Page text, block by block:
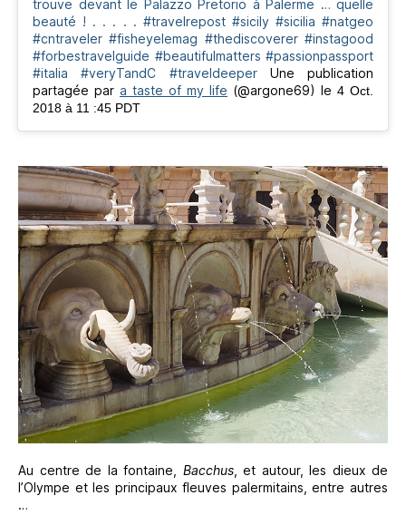
trouve devant le Palazzo Pretorio à Palerme … quelle
beauté ! . . . . . #travelrepost #sicily #sicilia #natgeo
#cntraveler #fisheyelemag #thediscoverer #instagood
#forbestravelguide #beautifulmatters #passionpassport
#italia #veryTandC #traveldeeperUne publication
partagée par a taste of my life (@argone69) le 4 Oct.
2018 à 11 :45 PDT
Au centre de la fontaine, Bacchus, et autour, les dieux de
l’Olympe et les principaux fleuves palermitains, entre autres
…